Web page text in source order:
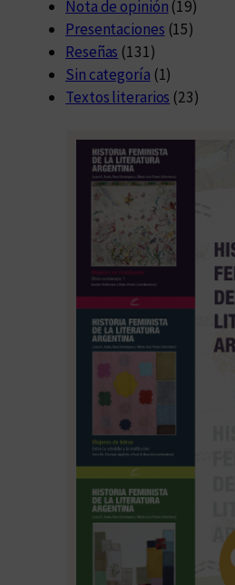
Nota de opinión (19)
Presentaciones (15)
Reseñas (131)
Sin categoría (1)
Textos literarios (23)